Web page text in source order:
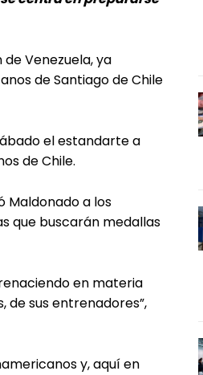
Venezuela, ya
de Santiago de Chile
el estandarte a
de Chile.
Maldonado a los
que buscarán medallas
en materia
sus entrenadores”,
y, aquí en